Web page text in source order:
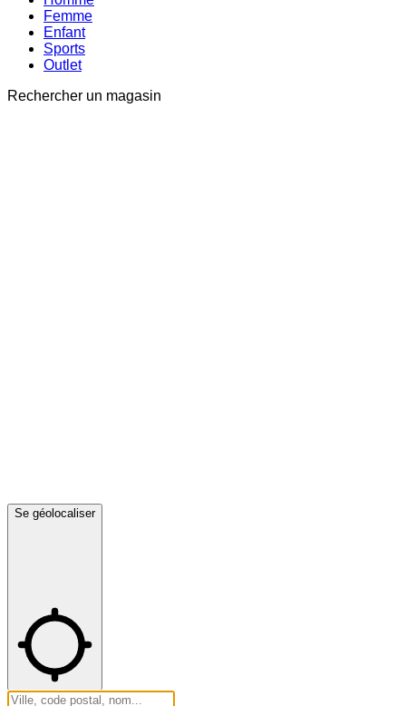
Femme
Enfant
Sports
Outlet
Rechercher un magasin
Se géolocaliser